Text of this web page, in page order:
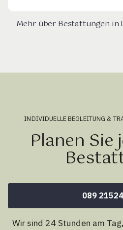
Mehr über Bestattungen
INDIVIDUELLE BEGLEITUNG &
Planen
089
Wir sind 24 Stunden am